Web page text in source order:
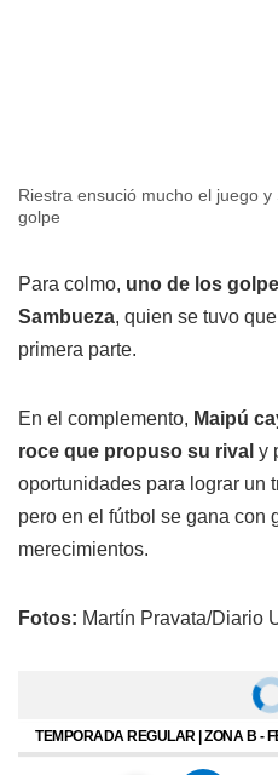
Riestra ensució mucho el juego
golpe
Para colmo, uno de los
Sambueza, quien se tuvo
primera parte.
En el complemento, Maipú
roce que propuso su rival y
oportunidades para lograr un
pero en el fútbol se gana con
merecimientos.
Fotos: Martín Pravata/Diario